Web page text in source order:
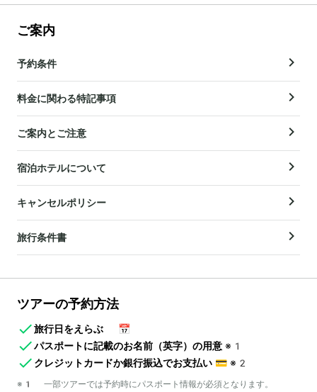
ご案内
予約条件
料金に関わる特記事項
ご案内とご注意
宿泊ホテルについて
キャンセルポリシー
旅行条件書
ツアーの予約方法
旅行日をえらぶ
📅
パスポートに記載のお名前（英字）の用意 ※1
クレジットカードか銀行振込でお支払い 💳 ※2
※1 一部ツアーでは予約時にパスポート情報が必須となります。